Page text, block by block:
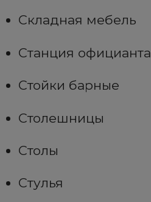
Складная мебель
Станция официанта
Стойки барные
Столешницы
Столы
Стулья